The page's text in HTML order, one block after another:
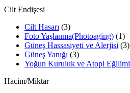
Cilt Endişesi
Cilt Hasarı (3)
Foto Yaşlanma(Photoaging) (1)
Güneş Hassasiyeti ve Alerjisi (3)
Güneş Yanığı (3)
Yoğun Kuruluk ve Atopi Eğilimi
Hacim/Miktar